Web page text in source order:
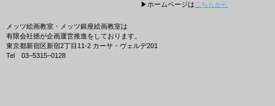
▶︎ホームページはこちらから
メッツ絵画教室・メッツ銀座絵画教室は
有限会社徳が企画運営推進をしております。
東京都新宿区新宿2丁目11-2 カーサ・ヴェルデ201
Tel 03−5315−0128